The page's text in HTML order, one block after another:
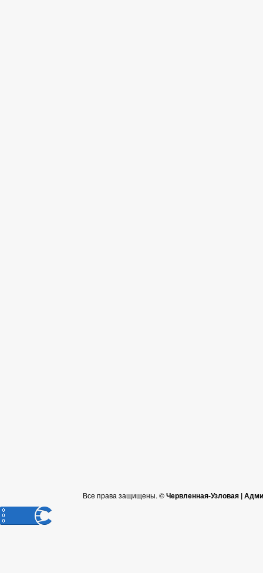
Все права защищены. ©Червленная-Узловая |